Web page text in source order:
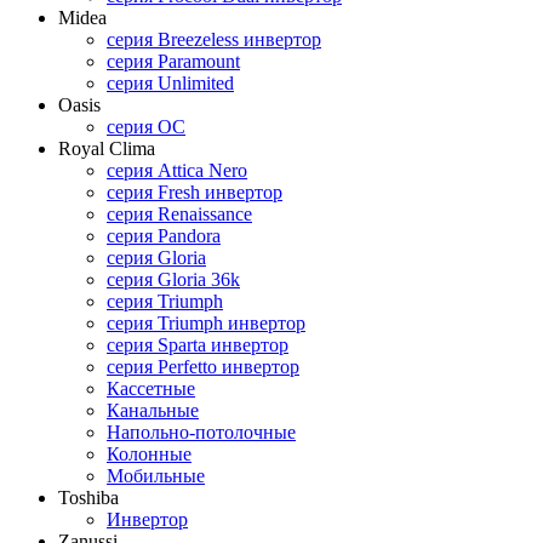
Midea
серия Breezeless инвертор
cерия Paramount
серия Unlimited
Oasis
cерия OC
Royal Clima
серия Attica Nero
серия Fresh инвертор
серия Renaissance
серия Pandora
серия Gloria
серия Gloria 36k
серия Triumph
серия Triumph инвертор
серия Sparta инвертор
серия Perfetto инвертор
Кассетные
Канальные
Напольно-потолочные
Колонные
Мобильные
Toshiba
Инвертор